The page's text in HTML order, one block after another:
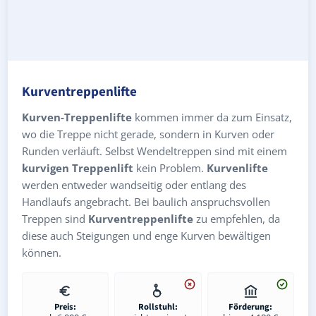
Kurventreppenlifte
Kurven-Treppenlifte kommen immer da zum Einsatz,
wo die Treppe nicht gerade, sondern in Kurven oder
Runden verläuft. Selbst Wendeltreppen sind mit einem
kurvigen Treppenlift kein Problem. Kurvenlifte
werden entweder wandseitig oder entlang des
Handlaufs angebracht. Bei baulich anspruchsvollen
Treppen sind Kurventreppenlifte zu empfehlen, da
diese auch Steigungen und enge Kurven bewältigen
können.
Preis: Rollstuhl: Förderung: